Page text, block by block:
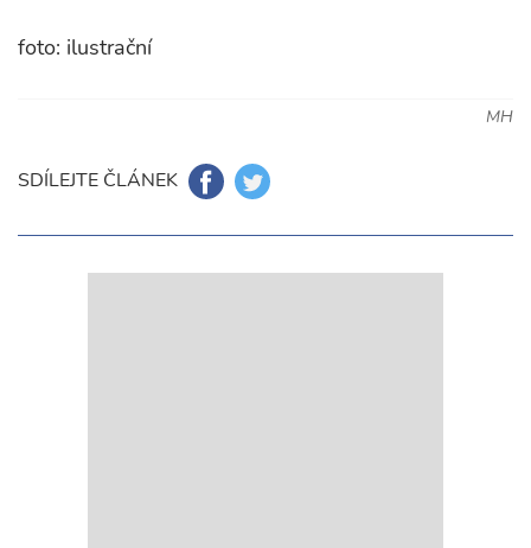
foto: ilustrační
MH
SDÍLEJTE ČLÁNEK